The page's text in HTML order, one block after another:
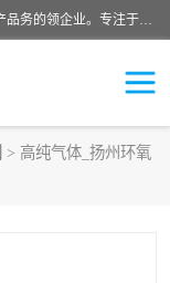
常州泳鑫气体有限公司是一家致力于为客户提供气体产品务的领企业。专注于环氧乙烷剂、环氧乙烷、高纯气体以及稀有和特种气体的研发、生产、销售和配送，产品广泛应用于医疗、电子、科研、化工、食品等多个领域。主要产品有：环氧乙烷灭菌剂，环氧乙烷，高纯氩，氮，氪，氙，氖，氘，笑，氦，氢，氧等各种稀有和特种气体。
> 高纯气体_扬州环氧